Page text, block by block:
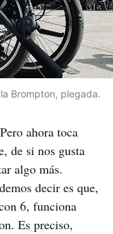
Brompton, plegada.
ahora toca
de si nos gusta
algo más.
decir es que,
6, funciona
Es preciso,